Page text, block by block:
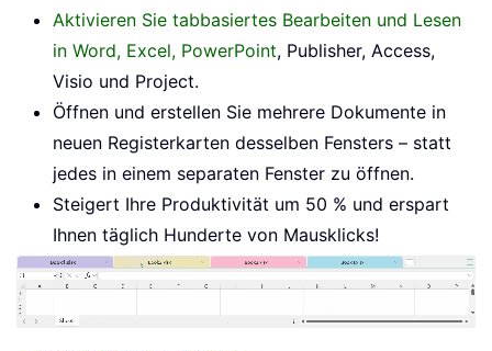
Aktivieren Sie tabbasiertes Bearbeiten und Lesen
in Word, Excel, PowerPoint, Publisher, Access,
Visio und Project.
Öffnen und erstellen Sie mehrere Dokumente in
neuen Registerkarten desselben Fensters – statt
jedes in einem separaten Fenster zu öffnen.
Steigert Ihre Produktivität um 50 % und erspart
Ihnen täglich Hunderte von Mausklicks!